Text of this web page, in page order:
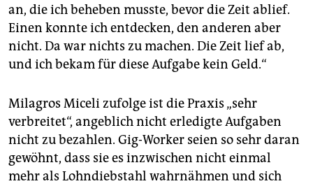
an, die ich beheben musste, bevor die Zeit ablief.
Einen konnte ich entdecken, den anderen aber
nicht. Da war nichts zu machen. Die Zeit lief ab,
und ich bekam für diese Aufgabe kein Geld.“
Milagros Miceli zufolge ist die Praxis „sehr
verbreitet“, angeblich nicht erledigte Aufgaben
nicht zu bezahlen. Gig-Worker seien so sehr daran
gewöhnt, dass sie es inzwischen nicht einmal
mehr als Lohndiebstahl wahrnähmen und sich